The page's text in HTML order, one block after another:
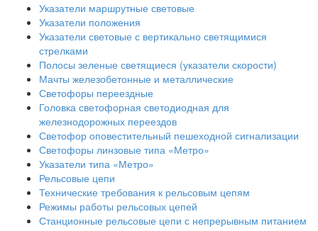
Указатели маршрутные световые
Указатели положения
Указатели световые с вертикально светящимися
стрелками
Полосы зеленые светящиеся (указатели скорости)
Мачты железобетонные и металлические
Светофоры переездные
Головка светофорная светодиодная для
железнодорожных переездов
Светофор оповестительный пешеходной сигнализации
Светофоры линзовые типа «Метро»
Указатели типа «Метро»
Рельсовые цепи
Технические требования к рельсовым цепям
Режимы работы рельсовых цепей
Станционные рельсовые цепи с непрерывным питанием